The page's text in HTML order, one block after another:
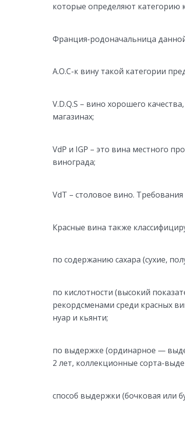
которые определяют категорию
Франция-родоначальница
A.O.C-к вину такой категории
V.D.Q.S – вино хорошего
магазинах;
VdP и IGP – это вина местного
винограда;
VdT – столовое вино.
Красные вина также
по содержанию сахара (сухие,
по кислотности (высокий
рекордсменами среди красных
нуар и кьянти;
по выдержке (ординарное —
2 лет, коллекционные сорта-
способ выдержки (бочковая или